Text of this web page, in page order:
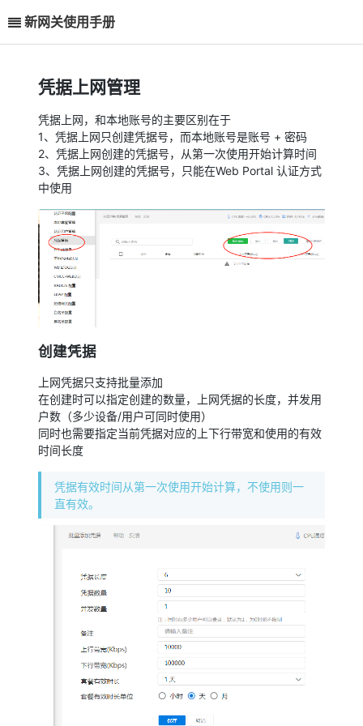
新网关使用手册
凭据上网管理
凭据上网，和本地账号的主要区别在于
1、凭据上网只创建凭据号，而本地账号是账号 + 密码
2、凭据上网创建的凭据号，从第一次使用开始计算时间
3、凭据上网创建的凭据号，只能在Web Portal 认证方式
中使用
创建凭据
上网凭据只支持批量添加
在创建时可以指定创建的数量，上网凭据的长度，并发用
户数（多少设备/用户可同时使用）
同时也需要指定当前凭据对应的上下行带宽和使用的有效
时间长度
凭据有效时间从第一次使用开始计算，不使用则一
直有效。